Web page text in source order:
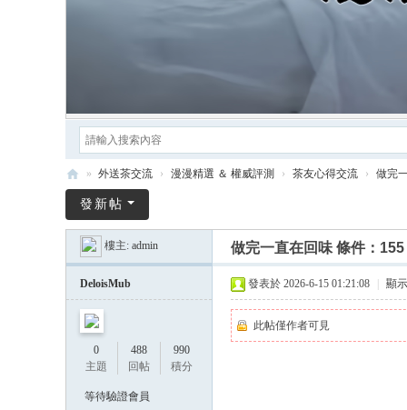
漫
» 外送茶交流 › 漫漫精選 ＆ 權威評測 › 茶友心得交流 › 做完
發新帖
樓主: admin 做完一直在回味 條件：
DeloisMub
0
主題
488
回帖
990
積分
等待驗證會員
發表於 2026-6-15 01:21:08 顯
此帖僅作者可見